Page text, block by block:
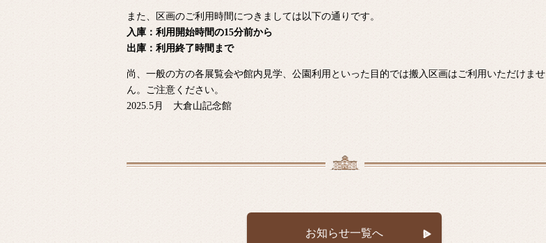
また、区画のご利用時間につきましては以下の通りです。
入庫：利用開始時間の15分前から
出庫：利用終了時間まで
尚、一般の方の各展覧会や館内見学、公園利用といった目的では搬入区画はご利用いただけませ
ん。ご注意ください。
2025.5月 大倉山記念館
お知らせ一覧へ